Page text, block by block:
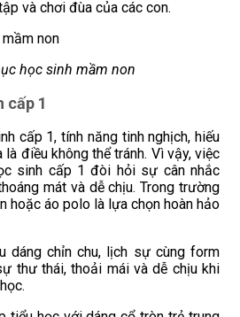
và chơi đùa của các con.
học sinh mầm non
cấp 1
cấp 1, tính năng tinh nghịch, hiếu
điều không thể tránh. Vì vậy, việc
sinh cấp 1 đòi hỏi sự cân nhắc
mát và dễ chịu. Trong trường
hoặc áo polo là lựa chọn hoàn hảo
dáng chỉn chu, lịch sự cùng form
thư thái, thoải mái và dễ chịu khi